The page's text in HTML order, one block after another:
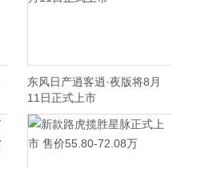
东风日产逍客逍·夜版将8月
11日正式上市